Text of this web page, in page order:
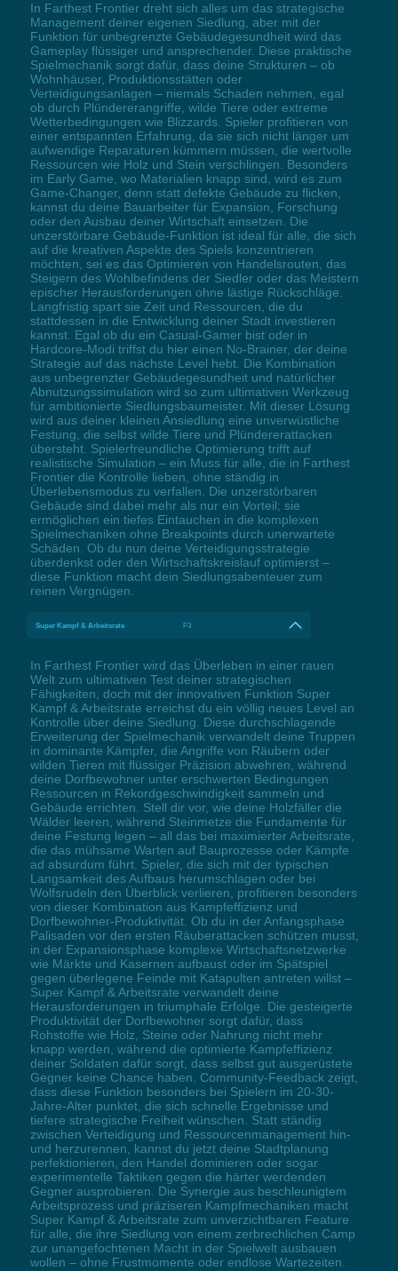
In Farthest Frontier dreht sich alles um das strategische
Management deiner eigenen Siedlung, aber mit der
Funktion für unbegrenzte Gebäudegesundheit wird das
Gameplay flüssiger und ansprechender. Diese praktische
Spielmechanik sorgt dafür, dass deine Strukturen – ob
Wohnhäuser, Produktionsstätten oder
Verteidigungsanlagen – niemals Schaden nehmen, egal
ob durch Plündererangriffe, wilde Tiere oder extreme
Wetterbedingungen wie Blizzards. Spieler profitieren von
einer entspannten Erfahrung, da sie sich nicht länger um
aufwendige Reparaturen kümmern müssen, die wertvolle
Ressourcen wie Holz und Stein verschlingen. Besonders
im Early Game, wo Materialien knapp sind, wird es zum
Game-Changer, denn statt defekte Gebäude zu flicken,
kannst du deine Bauarbeiter für Expansion, Forschung
oder den Ausbau deiner Wirtschaft einsetzen. Die
unzerstörbare Gebäude-Funktion ist ideal für alle, die sich
auf die kreativen Aspekte des Spiels konzentrieren
möchten, sei es das Optimieren von Handelsrouten, das
Steigern des Wohlbefindens der Siedler oder das Meistern
epischer Herausforderungen ohne lästige Rückschläge.
Langfristig spart sie Zeit und Ressourcen, die du
stattdessen in die Entwicklung deiner Stadt investieren
kannst. Egal ob du ein Casual-Gamer bist oder in
Hardcore-Modi triffst du hier einen No-Brainer, der deine
Strategie auf das nächste Level hebt. Die Kombination
aus unbegrenzter Gebäudegesundheit und natürlicher
Abnutzungssimulation wird so zum ultimativen Werkzeug
für ambitionierte Siedlungsbaumeister. Mit dieser Lösung
wird aus deiner kleinen Ansiedlung eine unverwüstliche
Festung, die selbst wilde Tiere und Plündererattacken
übersteht. Spielerfreundliche Optimierung trifft auf
realistische Simulation – ein Muss für alle, die in Farthest
Frontier die Kontrolle lieben, ohne ständig in
Überlebensmodus zu verfallen. Die unzerstörbaren
Gebäude sind dabei mehr als nur ein Vorteil; sie
ermöglichen ein tiefes Eintauchen in die komplexen
Spielmechaniken ohne Breakpoints durch unerwartete
Schäden. Ob du nun deine Verteidigungsstrategie
überdenkst oder den Wirtschaftskreislauf optimierst –
diese Funktion macht dein Siedlungsabenteuer zum
reinen Vergnügen.
Super Kampf & Arbeitsrate F3
In Farthest Frontier wird das Überleben in einer rauen
Welt zum ultimativen Test deiner strategischen
Fähigkeiten, doch mit der innovativen Funktion Super
Kampf & Arbeitsrate erreichst du ein völlig neues Level an
Kontrolle über deine Siedlung. Diese durchschlagende
Erweiterung der Spielmechanik verwandelt deine Truppen
in dominante Kämpfer, die Angriffe von Räubern oder
wilden Tieren mit flüssiger Präzision abwehren, während
deine Dorfbewohner unter erschwerten Bedingungen
Ressourcen in Rekordgeschwindigkeit sammeln und
Gebäude errichten. Stell dir vor, wie deine Holzfäller die
Wälder leeren, während Steinmetze die Fundamente für
deine Festung legen – all das bei maximierter Arbeitsrate,
die das mühsame Warten auf Bauprozesse oder Kämpfe
ad absurdum führt. Spieler, die sich mit der typischen
Langsamkeit des Aufbaus herumschlagen oder bei
Wolfsrudeln den Überblick verlieren, profitieren besonders
von dieser Kombination aus Kampfeffizienz und
Dorfbewohner-Produktivität. Ob du in der Anfangsphase
Palisaden vor den ersten Räuberattacken schützen musst,
in der Expansionsphase komplexe Wirtschaftsnetzwerke
wie Märkte und Kasernen aufbaust oder im Spätspiel
gegen überlegene Feinde mit Katapulten antreten willst –
Super Kampf & Arbeitsrate verwandelt deine
Herausforderungen in triumphale Erfolge. Die gesteigerte
Produktivität der Dorfbewohner sorgt dafür, dass
Rohstoffe wie Holz, Steine oder Nahrung nicht mehr
knapp werden, während die optimierte Kampfeffizienz
deiner Soldaten dafür sorgt, dass selbst gut ausgerüstete
Gegner keine Chance haben. Community-Feedback zeigt,
dass diese Funktion besonders bei Spielern im 20-30-
Jahre-Alter punktet, die sich schnelle Ergebnisse und
tiefere strategische Freiheit wünschen. Statt ständig
zwischen Verteidigung und Ressourcenmanagement hin-
und herzurennen, kannst du jetzt deine Stadtplanung
perfektionieren, den Handel dominieren oder sogar
experimentelle Taktiken gegen die härter werdenden
Gegner ausprobieren. Die Synergie aus beschleunigtem
Arbeitsprozess und präziseren Kampfmechaniken macht
Super Kampf & Arbeitsrate zum unverzichtbaren Feature
für alle, die ihre Siedlung von einem zerbrechlichen Camp
zur unangefochtenen Macht in der Spielwelt ausbauen
wollen – ohne Frustmomente oder endlose Wartezeiten.